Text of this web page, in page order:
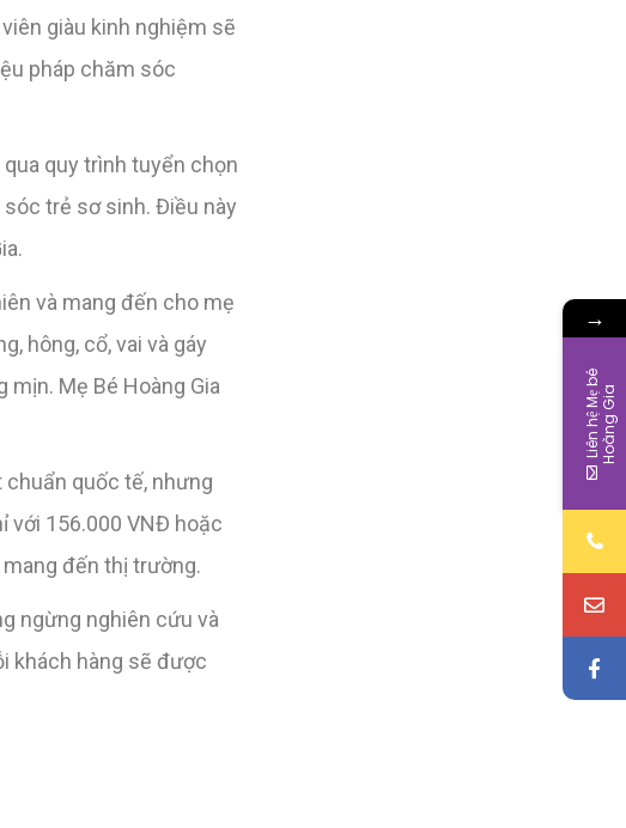
giàu kinh nghiệm sẽ
pháp chăm sóc
quy trình tuyển chọn
trẻ sơ sinh. Điều này
và mang đến cho mẹ
hông, cổ, vai và gáy
Mẹ Bé Hoàng Gia
chuẩn quốc tế, nhưng
với 156.000 VNĐ hoặc
đến thị trường.
ngừng nghiên cứu và
khách hàng sẽ được
→
L
i
ê
n
h
ệ
M
ẹ
b
é
H
o
à
n
g
G
ia